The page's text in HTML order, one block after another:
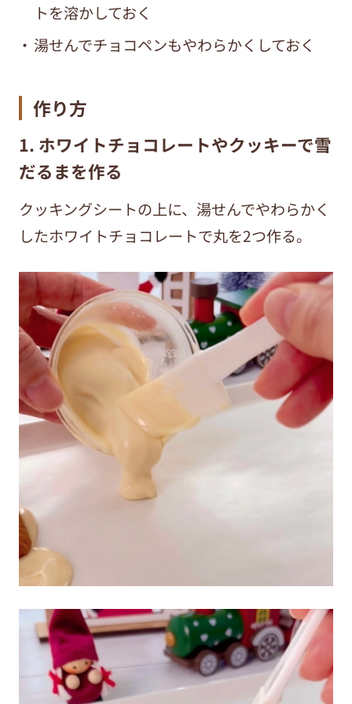
トを溶かしておく
湯せんでチョコペンもやわらかくしておく
作り方
1. ホワイトチョコレートやクッキーで雪
だるまを作る
クッキングシートの上に、湯せんでやわらかく
したホワイトチョコレートで丸を2つ作る。